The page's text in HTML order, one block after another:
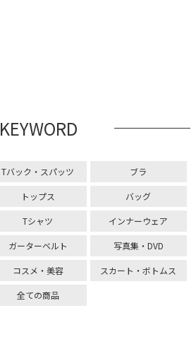
KEYWORD
Tバック・スパッツ ブラ
トップス バッグ
Tシャツ インナーウェア
ガーターベルト 写真集・DVD
コスメ・美容 スカート・ボトムス
全ての商品